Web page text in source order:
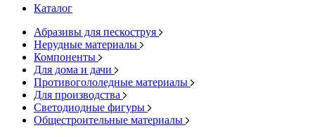
Каталог
Абразивы для пескоструя
Нерудные материалы
Компоненты
Для дома и дачи
Противогололедные материалы
Для производства
Светодиодные фигуры
Общестроительные материалы